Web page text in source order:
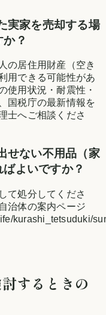
実家を売却する場
？
の居住用財産（空き
用できる可能性があ
使用状況・耐震性・
国税庁の最新情報を
士へご相談くださ
せない不用品（家
よいですか？
て処分してくださ
治体の案内ページ
kurashi_tetsuduki/
するときの